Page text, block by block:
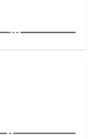
72
9